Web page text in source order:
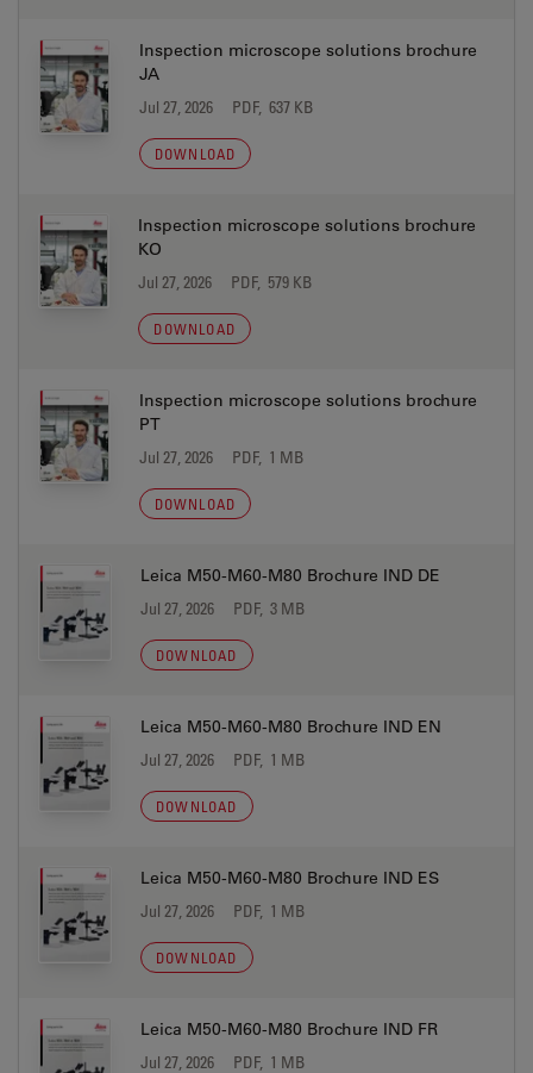
Inspection microscope solutions brochure
JA
Jul 27, 2026 PDF, 637 KB
DOWNLOAD
Inspection microscope solutions brochure
KO
Jul 27, 2026 PDF, 579 KB
DOWNLOAD
Inspection microscope solutions brochure
PT
Jul 27, 2026 PDF, 1 MB
DOWNLOAD
Leica M50-M60-M80 Brochure IND DE
Jul 27, 2026 PDF, 3 MB
DOWNLOAD
Leica M50-M60-M80 Brochure IND EN
Jul 27, 2026 PDF, 1 MB
DOWNLOAD
Leica M50-M60-M80 Brochure IND ES
Jul 27, 2026 PDF, 1 MB
DOWNLOAD
Leica M50-M60-M80 Brochure IND FR
Jul 27, 2026 PDF, 1 MB